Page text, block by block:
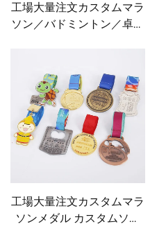
工場大量注文カスタムマラ
ソン／バドミントン／卓球
カスタムテコンドーメダル
工場大量注文カスタムマラ
ソンメダル カスタムソフ